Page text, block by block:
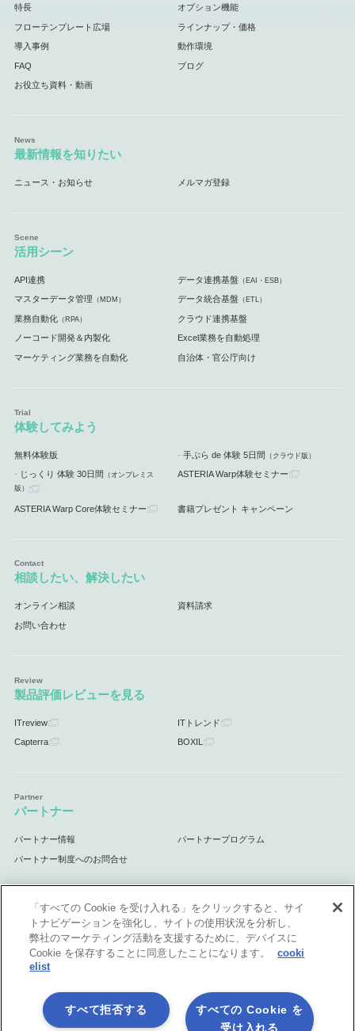
特長 オプション機能
フローテンプレート広場 ラインナップ・価格
導入事例 動作環境
FAQ ブログ
お役立ち資料・動画
最新情報を知りたい
ニュース・お知らせ メルマガ登録
活用シーン
API連携 データ連携基盤 （EAI・ESB）
マスターデータ管理 （MDM） データ統合基盤 （ETL）
業務自動化（RPA） クラウド連携基盤
ノーコード開発＆内製化 Excel業務を自動処理
マーケティング業務を自動化 自治体・官公庁向け
体験してみよう
無料体験版 手ぶら de 体験 5日間 （クラウド版）
じっくり 体験 30日間 （オンプレミス
版）
ASTERIA Warp体験セミナー
ASTERIA Warp Core体験セミナー 書籍プレゼント キャンペーン
相談したい、解決したい
オンライン相談 資料請求
お問い合わせ
製品評価レビューを見る
ITreview ITトレンド
Capterra BOXIL
パートナー
パートナー情報 パートナープログラム
パートナー制度へのお問合せ
サポート
サポート情報
「すべての Cookie を受け入れる」をクリックすると、サイ
トナビゲーションを強化し、サイトの使用状況を分析し、
弊社のマーケティング活動を支援するために、デバイスに
Cookie を保存することに同意したことになります。
cooki
elist
すべての Cookie を
受け入れる
すべて拒否する